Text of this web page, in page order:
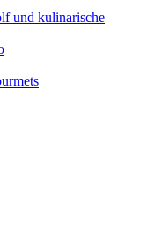
und kulinarische